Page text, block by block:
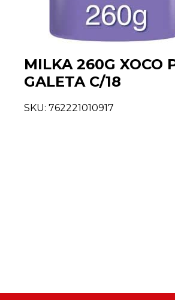
MILKA 260G XOCO
GALETA C/18
SKU: 762221010917